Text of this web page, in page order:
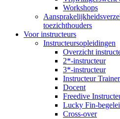
Workshops
toezichthouders
Voor instructeurs
Instructeursopleidingen
Overzicht
2*-instructeur
3*-instructeur
Instructeur Trainer
Docent
Freedive
Lucky Fin-
Cross-over